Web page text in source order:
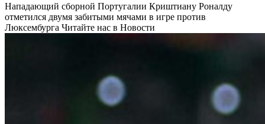
Нападающий сборной Португалии Криштиану Роналду
отметился двумя забитыми мячами в игре против
Люксембурга Читайте нас в Новости